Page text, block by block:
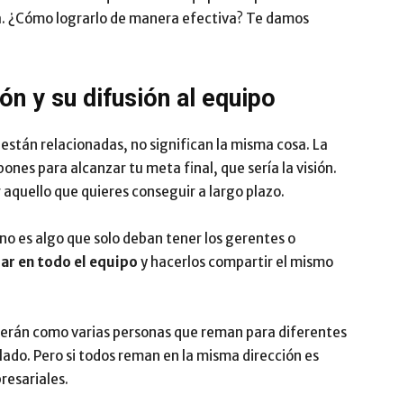
lograrlo de manera efectiva? Te damos
y su difusión al equipo
relacionadas, no significan la misma cosa. La
para alcanzar tu meta final, que sería la visión.
que quieres conseguir a largo plazo.
es algo que solo deban tener los gerentes o
en todo el equipo y hacerlos compartir el mismo
como varias personas que reman para diferentes
Pero si todos reman en la misma dirección es